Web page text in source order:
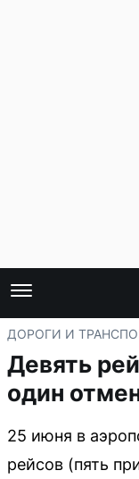
ДОРОГИ И
Девять
один
25 июня в
рейсов (пять